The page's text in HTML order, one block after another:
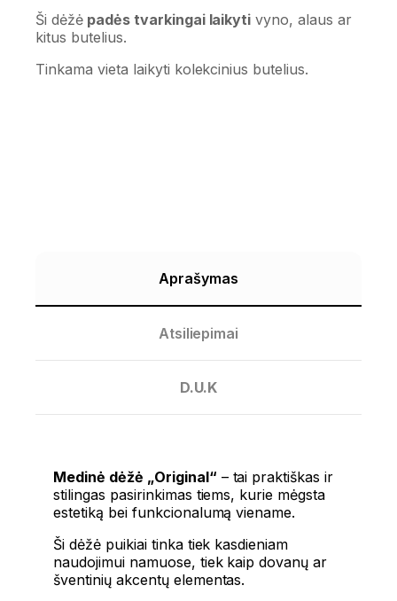
Ši dėžėpadės tvarkingai laikyti vyno, alaus ar
kitus butelius.
Tinkama vieta laikyti kolekcinius butelius.
Aprašymas
Atsiliepimai
D.U.K
Medinė dėžė „Original“ – tai praktiškas ir
stilingas pasirinkimas tiems, kurie mėgsta
estetiką bei funkcionalumą viename.
Ši dėžė puikiai tinka tiek kasdieniam
naudojimui namuose, tiek kaip dovanų ar
šventinių akcentų elementas.